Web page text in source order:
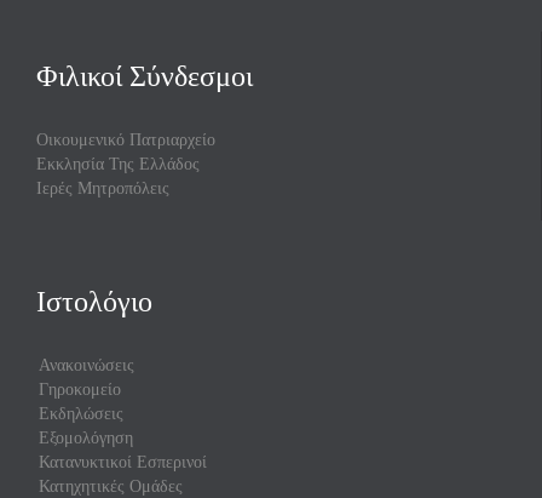
Φιλικοί Σύνδεσμοι
Οικουμενικό Πατριαρχείο
Εκκλησία Της Ελλάδος
Ιερές Μητροπόλεις
Ιστολόγιο
Ανακοινώσεις
Γηροκομείο
Εκδηλώσεις
Εξομολόγηση
Κατανυκτικοί Εσπερινοί
Κατηχητικές Ομάδες